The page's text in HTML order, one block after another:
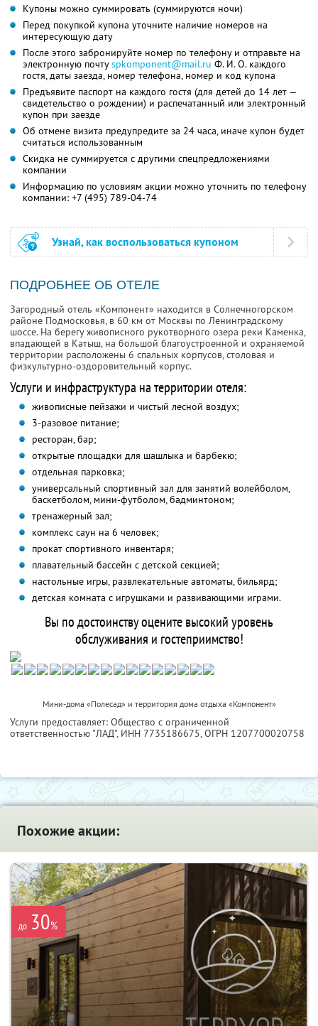
Купоны можно суммировать (суммируются ночи)
Перед покупкой купона уточните наличие номеров на
интересующую дату
После этого забронируйте номер по телефону и отправьте на
электронную почтуspkomponent@mail.ru Ф. И. О.каждого
гостя, даты заезда, номер телефона, номер и код купона
Предъявите паспорт на каждого гостя (для детей до 14 лет —
свидетельство о рождении) и распечатанный или электронный
купон при заезде
Об отмене визита предупредите за 24 часа, иначе купон будет
считаться использованным
Скидка не суммируется с другими спецпредложениями
компании
Информацию по условиям акции можно уточнить по телефону
компании: +7 (495) 789-04-74
Узнай, как воспользоваться купоном
ПОДРОБНЕЕ ОБ ОТЕЛЕ
Загородный отель «Компонент» находится в Солнечногорском
районе Подмосковья, в 60 км от Москвы по Ленинградскому
шоссе. На берегу живописного рукотворного озера реки Каменка,
впадающей в Катыш, на большой благоустроенной и охраняемой
территории расположены 6 спальных корпусов, столовая и
физкультурно-оздоровительный корпус.
Услуги и инфраструктура на территории отеля:
живописные пейзажи и чистый лесной воздух;
3-разовое питание;
ресторан, бар;
открытые площадки для шашлыка и барбекю;
отдельная парковка;
универсальный спортивный зал для занятий волейболом,
баскетболом, мини-футболом, бадминтоном;
тренажерный зал;
комплекс саун на 6 человек;
прокат спортивного инвентаря;
плавательный бассейн с детской секцией;
настольные игры, развлекательные автоматы, бильярд;
детская комната с игрушками и развивающими играми.
Вы по достоинству оцените высокий уровень
обслуживания и гостеприимство!
Мини-дома «Полесад» и территория дома отдыха «Компонент»
Услуги предоставляет: Общество с ограниченной
ответственностью "ЛАД", ИНН 7735186675, ОГРН 1207700020758
Похожие акции:
до 30%